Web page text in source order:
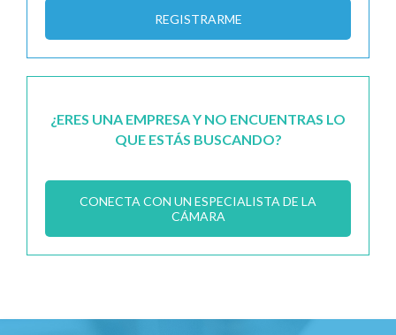
REGISTRARME
¿ERES UNA EMPRESA Y NO ENCUENTRAS LO
QUE ESTÁS BUSCANDO?
CONECTA CON UN ESPECIALISTA DE LA
CÁMARA